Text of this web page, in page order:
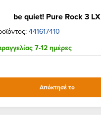
be quiet! Pure Rock 3 LX
441617410
7-12 ημέρες
Απόκτησέ το